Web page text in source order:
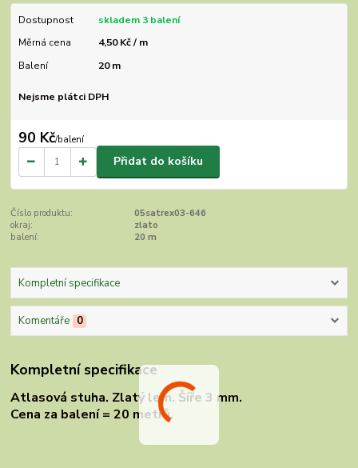
Dostupnost
skladem 3 balení
Měrná cena
4,50 Kč / m
Balení
20 m
Nejsme plátci DPH
90 Kč/balení
Přidat do košíku
Číslo produktu:
05satrex03-646
okraj:
zlato
balení:
20 m
Kompletní specifikace
Komentáře 0
Kompletní specifikace
Atlasová stuha. Zlatý lem. Šíře 3 mm.
Cena za balení = 20 metrů.